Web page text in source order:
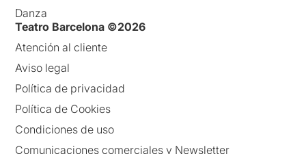
Danza
Teatro Barcelona ©2026
Atención al cliente
Aviso legal
Política de privacidad
Política de Cookies
Condiciones de uso
Comunicaciones comerciales y Newsletter